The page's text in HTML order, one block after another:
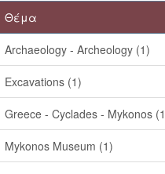
Θέμα
Archaeology - Archeology (1)
Excavations (1)
Greece - Cyclades - Mykonos
Mykonos Museum (1)